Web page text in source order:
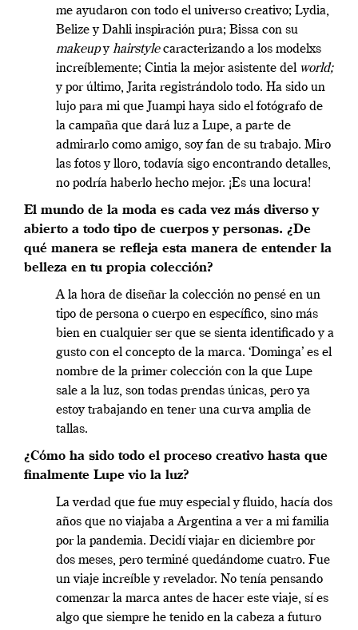
me ayudaron con todo el universo creativo; Lydia,
Belize y Dahli inspiración pura; Bissa con su
makeupyhairstylecaracterizando a los modelxs
increíblemente; Cintia la mejor asistente del world;
y por último, Jarita registrándolo todo. Ha sido un
lujo para mi que Juampi haya sido el fotógrafo de
la campaña que dará luz a Lupe, a parte de
admirarlo como amigo, soy fan de su trabajo. Miro
las fotos y lloro, todavía sigo encontrando detalles,
no podría haberlo hecho mejor. ¡Es una locura!
El mundo de la moda es cada vez más diverso y
abierto a todo tipo de cuerpos y personas. ¿De
qué manera se refleja esta manera de entender la
belleza en tu propia colección?
A la hora de diseñar la colección no pensé en un
tipo de persona o cuerpo en específico, sino más
bien en cualquier ser que se sienta identificado y a
gusto con el concepto de la marca. ‘Dominga’ es el
nombre de la primer colección con la que Lupe
sale a la luz, son todas prendas únicas, pero ya
estoy trabajando en tener una curva amplia de
tallas.
¿Cómo ha sido todo el proceso creativo hasta que
finalmente Lupe vio la luz?
La verdad que fue muy especial y fluido, hacía dos
años que no viajaba a Argentina a ver a mi familia
por la pandemia. Decidí viajar en diciembre por
dos meses, pero terminé quedándome cuatro. Fue
un viaje increíble y revelador. No tenía pensando
comenzar la marca antes de hacer este viaje, sí es
algo que siempre he tenido en la cabeza a futuro